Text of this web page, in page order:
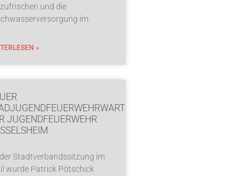
und die
im
»
JUGENDFEUERWEHR
Stadtverbandssitzung im
wurde Patrick Pötschick